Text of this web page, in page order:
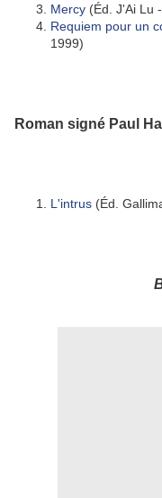
Mercy (Éd. J'Ai Lu
Requiem pour un
1999)
Roman signé Paul
L'intrus (Éd.